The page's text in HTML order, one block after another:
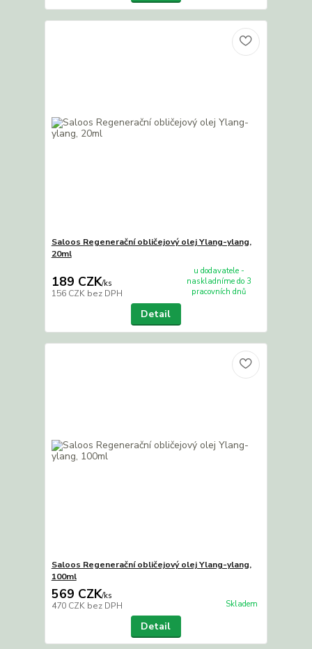
Saloos Regenerační obličejový olej Ylang-ylang,
20ml
189 CZK/ks
156 CZK bez DPH
u dodavatele -
naskladníme do 3
pracovních dnů
Detail
Saloos Regenerační obličejový olej Ylang-ylang,
100ml
569 CZK/ks
470 CZK bez DPH Skladem
Detail